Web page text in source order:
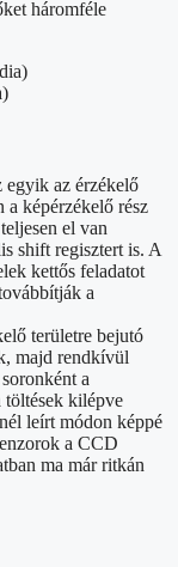
háromféle
egyik az érzékelő
képérzékelő rész
el van
shift regisztert is. A
kettős feladatot
a
területre bejutó
majd rendkívül
a
töltések kilépve
leírt módon képpé
a CCD
ma már ritkán